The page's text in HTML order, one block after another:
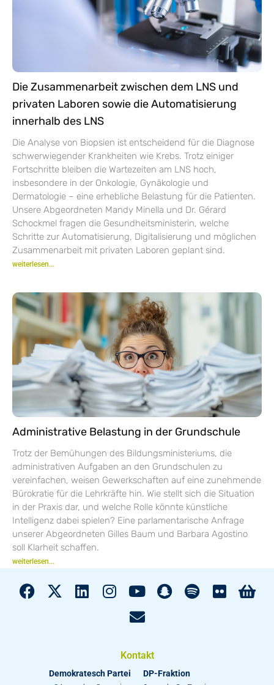
Die Zusammenarbeit zwischen dem LNS und
privaten Laboren sowie die Automatisierung
innerhalb des LNS
Die Analyse von Biopsien ist entscheidend für die Diagnose
schwerwiegender Krankheiten wie Krebs. Trotz einiger
Fortschritte bleiben die Wartezeiten am LNS hoch,
insbesondere in der Onkologie, Gynäkologie und
Dermatologie – eine erhebliche Belastung für die Patienten.
Unsere Abgeordneten Mandy Minella und Dr. Gérard
Schockmel fragen die Gesundheitsministerin, welche
Schritte zur Automatisierung, Digitalisierung und möglichen
Zusammenarbeit mit privaten Laboren geplant sind.
weiterlesen...
Administrative Belastung in der Grundschule
Trotz der Bemühungen des Bildungsministeriums, die
administrativen Aufgaben an den Grundschulen zu
vereinfachen, weisen Gewerkschaften auf eine zunehmende
Bürokratie für die Lehrkräfte hin. Wie stellt sich die Situation
in der Praxis dar, und welche Rolle könnte künstliche
Intelligenz dabei spielen? Eine parlamentarische Anfrage
unserer Abgeordneten Gilles Baum und Barbara Agostino
soll Klarheit schaffen.
weiterlesen...
Kontakt
Demokratesch Partei
DP-Fraktion